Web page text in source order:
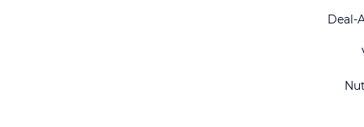
Deal-